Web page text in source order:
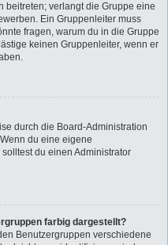
beitreten; verlangt die Gruppe eine
Ein Gruppenleiter muss
fragen, warum du in die Gruppe
keinen Gruppenleiter, wenn er
durch die Board-Administration
du eine eigene
du einen Administrator
farbig dargestellt?
Benutzergruppen verschiedene